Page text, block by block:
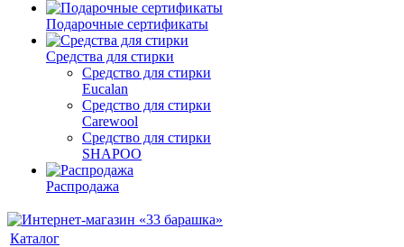
Подарочные сертификаты
Средства для стирки
Средство для стирки
Eucalan
Средство для стирки
Carewool
Средство для стирки
SHAPOO
Распродажа
Каталог